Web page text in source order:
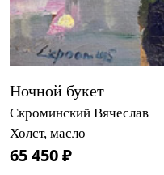
Ночной букет
Скроминский Вячеслав
Холст, масло
65 450 ₽